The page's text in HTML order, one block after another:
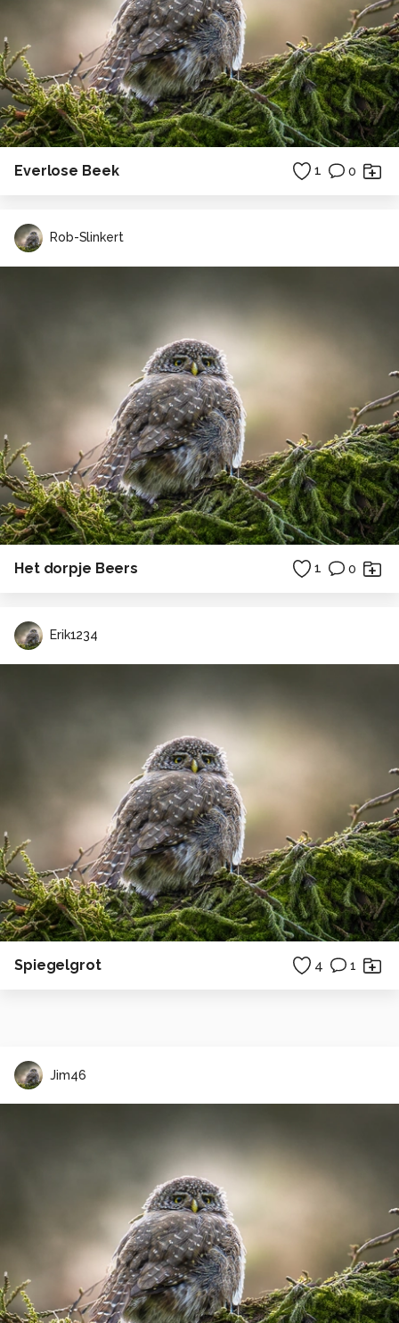
Everlose Beek 1 0
Rob-Slinkert
Het dorpje Beers 1 0
Erik1234
Spiegelgrot 4 1
Jim46